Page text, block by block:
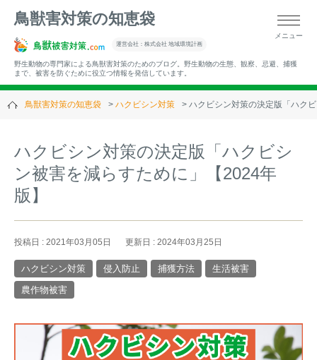
鳥獣害対策の知恵袋
運営会社：株式会社 地域環境計画
野生動物の専門家による鳥獣害対策のためのブログ。野生動物の生態、観察、忌避、捕獲
まで、被害を防ぐために役立つ情報を発信しています。
メニュー
▼キーワードから記事を探す
▼過去の記事
鳥獣害対策の知恵袋 ハクビシン対策 ハクビシン対策の決定版「ハク
ハクビシン対策の決定版「ハクビシ
ン被害を減らすために」【2024年
版】
投稿日 : 2021年03月05日 更新日 : 2024年03月25日
ハクビシン対策 侵入防止 捕獲方法
生活被害
農作物被害